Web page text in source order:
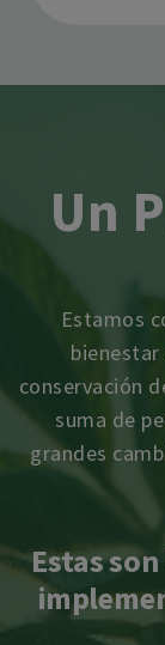
Un
Estamos
conservación
suma de
grandes
Estas